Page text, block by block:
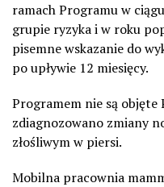
ramach Programu w
grupie ryzyka i w roku
pisemne wskazanie do
po upływie 12 miesięcy.
Programem nie są objęte
zdiagnozowano zmiany
złośliwym w piersi.
Mobilna pracownia